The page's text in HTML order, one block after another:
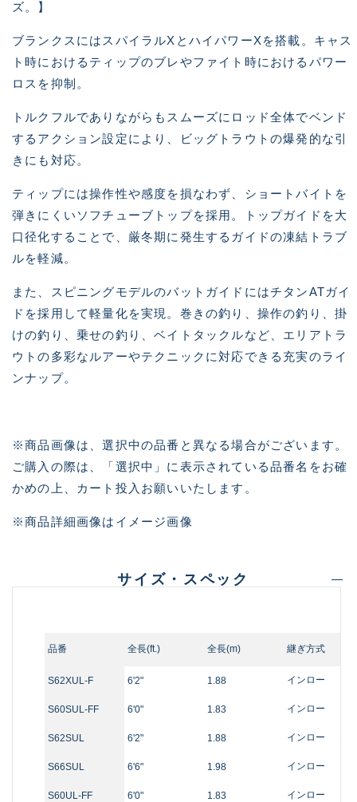
ズ。】
ブランクスにはスパイラルXとハイパワーXを搭載。キャス
ト時におけるティップのブレやファイト時におけるパワー
ロスを抑制。
トルクフルでありながらもスムーズにロッド全体でベンド
するアクション設定により、ビッグトラウトの爆発的な引
きにも対応。
ティップには操作性や感度を損なわず、ショートバイトを
弾きにくいソフチューブトップを採用。トップガイドを大
口径化することで、厳冬期に発生するガイドの凍結トラブ
ルを軽減。
また、スピニングモデルのバットガイドにはチタンATガイ
ドを採用して軽量化を実現。巻きの釣り、操作の釣り、掛
けの釣り、乗せの釣り、ベイトタックルなど、エリアトラ
ウトの多彩なルアーやテクニックに対応できる充実のライ
ンナップ。
※商品画像は、選択中の品番と異なる場合がございます。
ご購入の際は、「選択中」に表示されている品番名をお確
かめの上、カート投入お願いいたします。
※商品詳細画像はイメージ画像
サイズ・スペック
品番 全長(ft.) 全長(m) 継ぎ方式
S62XUL-F 6'2" 1.88 インロー
S60SUL-FF 6'0" 1.83 インロー
S62SUL 6'2" 1.88 インロー
S66SUL 6'6" 1.98 インロー
S60UL-FF 6'0" 1.83 インロー